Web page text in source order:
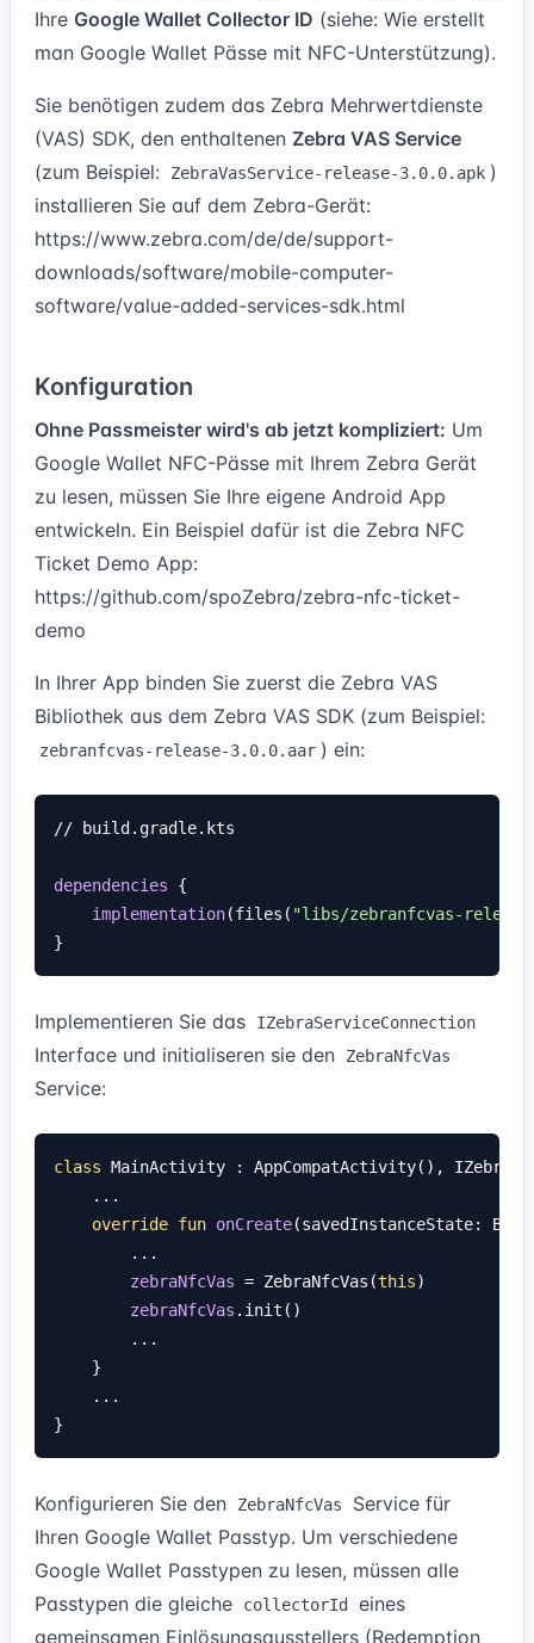
Ihre Google Wallet Collector ID (siehe: Wie erstellt
man Google Wallet Pässe mit NFC-Unterstützung).
Sie benötigen zudem das Zebra Mehrwertdienste
(VAS) SDK, den enthaltenen Zebra VAS Service
(zum Beispiel:
ZebraVasService-release-3.0.0.apk )
installieren Sie auf dem Zebra-Gerät:
https://www.zebra.com/de/de/support-
downloads/software/mobile-computer-
software/value-added-services-sdk.html
Konfiguration
Ohne Passmeister wird's ab jetzt kompliziert: Um
Google Wallet NFC-Pässe mit Ihrem Zebra Gerät
zu lesen, müssen Sie Ihre eigene Android App
entwickeln. Ein Beispiel dafür ist die Zebra NFC
Ticket Demo App:
https://github.com/spoZebra/zebra-nfc-ticket-
demo
In Ihrer App binden Sie zuerst die Zebra VAS
Bibliothek aus dem Zebra VAS SDK (zum Beispiel:
zebranfcvas-release-3.0.0.aar ) ein:
// build.gradle.kts
dependencies {
implementation(files( "libs/zebranfcvas-
Implementieren Sie das IZebraServiceConnection
Interface und initialiseren sie den ZebraNfcVas
Service:
class MainActivity : AppCompatActivity(),
    ...
override fun onCreate(savedInstanceState:
        ...
zebraNfcVas = ZebraNfcVas(this)
zebraNfcVas .init()
        ...
    }
    ...
Konfigurieren Sie den ZebraNfcVas
Service für
Ihren Google Wallet Passtyp. Um verschiedene
Google Wallet Passtypen zu lesen, müssen alle
Passtypen die gleiche
collectorId
eines
gemeinsamen Einlösungsausstellers (Redemption